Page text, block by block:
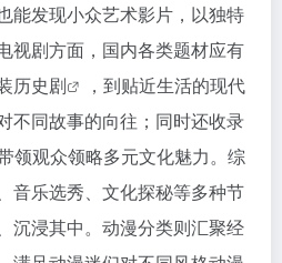
能发现小众艺术影片，以独特
视剧方面，国内各类题材应有
历史剧
，到贴近生活的现代
不同故事的向往；同时还收录
领观众领略多元文化魅力。综
音乐选秀、文化探秘等多种节
沉浸其中。动漫分类则汇聚经